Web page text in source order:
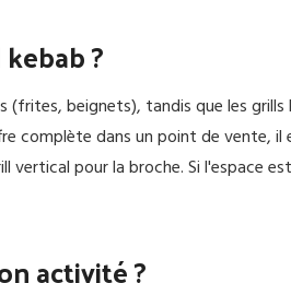
?
beignets), tandis que les
complète dans un point de vente,
pour la broche. Si l'espace
activité ?